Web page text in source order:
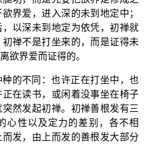
界爱，进入深的未到地定中；
以深未到地定为依凭，初禅就
禅不是打坐来的，而是证得未
欲界爱而证得的。
的不同：也许正在打坐中，也
在读书，或闲着没事坐在椅子
突然发起初禅。初禅善根发有三
心性以及定力的差别，各不相
发，由上而发的善根发大部分